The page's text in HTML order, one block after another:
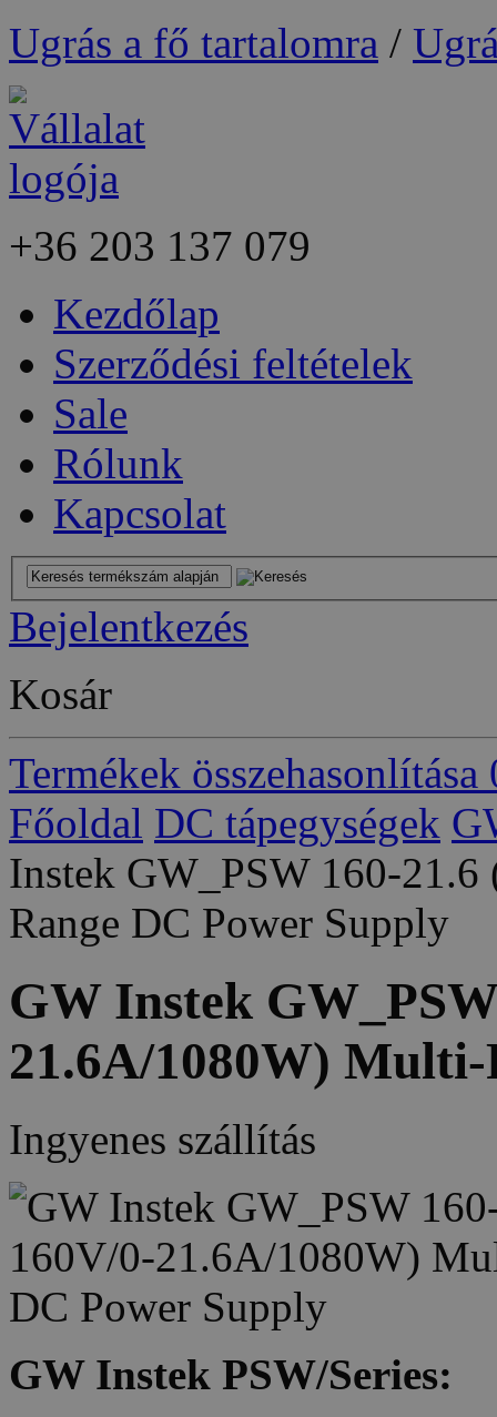
Ugrás a fő tartalomra /
+36 203 137 079
Kezdőlap
Szerződési feltételek
Sale
Rólunk
Kapcsolat
Bejelentkezés
Kosár
Termékek összehasonlítása
Főoldal DC tápegységek
Instek GW_PSW 160-
Range DC Power Supply
GW Instek
21.6A/1080W)
Ingyenes szállítás
GW Instek PSW/Series: